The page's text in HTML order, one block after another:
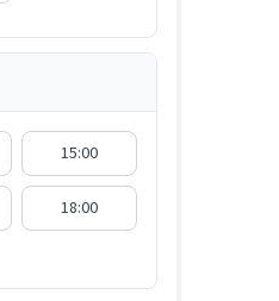
15:00
18:00